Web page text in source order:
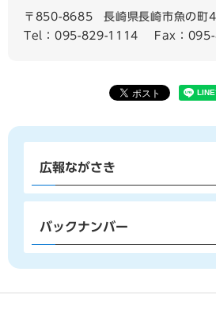
〒850-8685
長崎県長崎市魚の町
Tel：095-829-1114
Fax：
広報ながさき
バックナンバー